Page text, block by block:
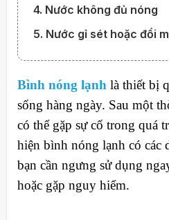
4. Nước không đủ nóng
5. Nước gỉ sét hoặc đổi
Bình nóng lạnh là thiết bị
sống hàng ngày. Sau một
có thể gặp sự cố trong quá
hiện bình nóng lạnh có các
bạn cần ngưng sử dụng
hoặc gặp nguy hiểm.